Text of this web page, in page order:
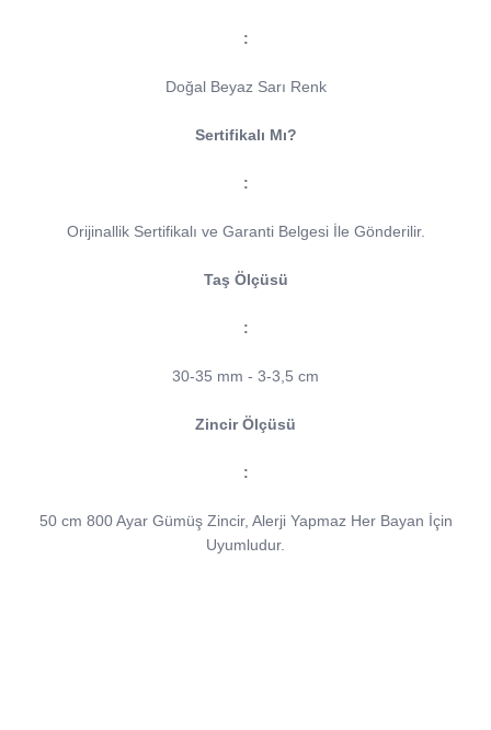
:
Doğal Beyaz Sarı Renk
Sertifikalı Mı?
:
Orijinallik Sertifikalı ve Garanti Belgesi İle Gönderilir.
Taş Ölçüsü
:
30-35 mm - 3-3,5 cm
Zincir Ölçüsü
:
50 cm 800 Ayar Gümüş Zincir, Alerji Yapmaz Her Bayan İçin
Uyumludur.